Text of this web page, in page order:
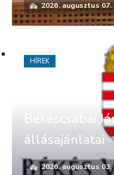
2026. augusztus 07.
Békéscsabai
állásajánlatai
2026. augusztus 03.
HÍREK